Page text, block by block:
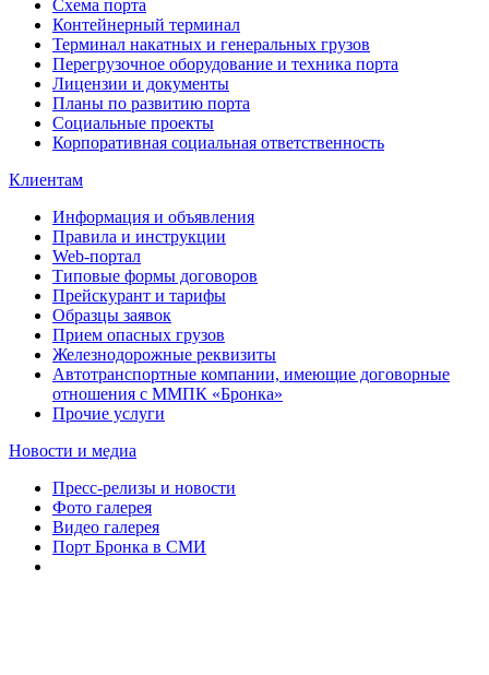
Схема порта
Контейнерный терминал
Терминал накатных и генеральных грузов
Перегрузочное оборудование и техника порта
Лицензии и документы
Планы по развитию порта
Социальные проекты
Корпоративная социальная ответственность
Клиентам
Информация и объявления
Правила и инструкции
Web-портал
Типовые формы договоров
Прейскурант и тарифы
Образцы заявок
Прием опасных грузов
Железнодорожные реквизиты
Автотранспортные компании, имеющие договорные
отношения с ММПК «Бронка»
Прочие услуги
Новости и медиа
Пресс-релизы и новости
Фото галерея
Видео галерея
Порт Бронка в СМИ